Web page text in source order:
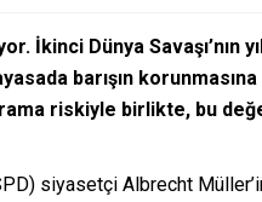
Dünya Savaşı’nın
barışın
riskiyle birlikte, bu
siyasetçi Albrecht